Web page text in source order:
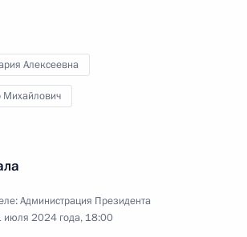
Алексеевна
Михайлович
Администрация Президента
июля 2024 года, 18:00